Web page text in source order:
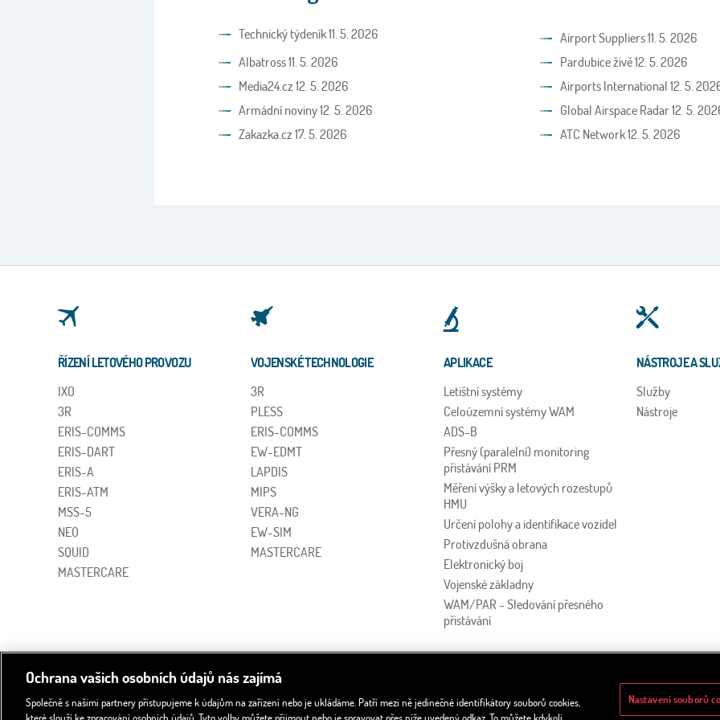
Technický týdeník 11. 5. 2026
Airport Suppliers 11. 5. 2026
Albatross 11. 5. 2026
Pardubice živě 12. 5. 2026
Media24.cz 12. 5. 2026
Airports International 12. 5.
Armádní noviny 12. 5. 2026
Global Airspace Radar 12. 5.
Zakazka.cz 17. 5. 2026
ATC Network 12. 5. 2026
ŘÍZENÍ LETOVÉHO PROVOZU
IXO
3R
ERIS-COMMS
ERIS-DART
ERIS-A
ERIS-ATM
MSS-5
NEO
SQUID
MASTERCARE
VOJENSKÉ TECHNOLOGIE
3R
PLESS
ERIS-COMMS
EW-EDMT
LAPDIS
MIPS
VERA-NG
EW-SIM
MASTERCARE
APLIKACE
Letištní systémy
Celoúzemní systémy WAM
ADS-B
Přesný (paralelní) monitoring
přistávání PRM
Měření výšky a letových rozestupů
HMU
Určení polohy a identifikace vozidel
Protivzdušná obrana
Elektronický boj
Vojenské základny
WAM/PAR - Sledování přesného
přistávání
NÁSTROJE A
Služby
Nástroje
Sledujte náš kanál Aktuálně na
Ochrana vašich osobních údajů nás zajímá
Společně s našimi partnery přistupujeme k údajům na zařízení nebo je ukládáme. Patří mezi ně jedinečné identifikátory souborů cookies,
Nastavení souborů